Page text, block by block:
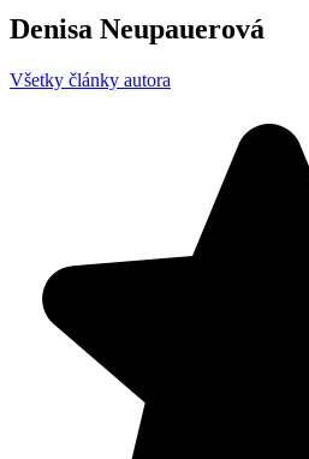
Denisa Neupauerová
Všetky články autora